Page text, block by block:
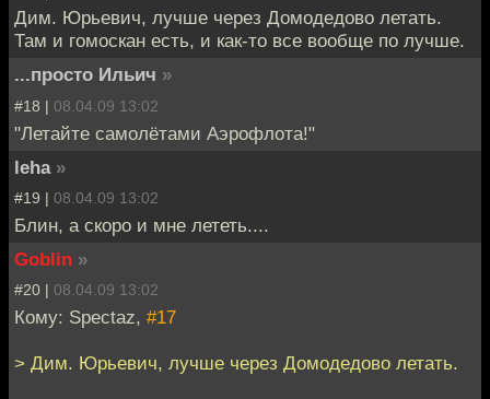
Дим. Юрьевич, лучше через Домодедово летать.
Там и гомоскан есть, и как-то все вообще по лучше.
...просто Ильич »
#18 | 08.04.09 13:02
"Летайте самолётами Аэрофлота!"
leha »
#19 | 08.04.09 13:02
Блин, а скоро и мне лететь....
Goblin »
#20 | 08.04.09 13:02
Кому: Spectaz, #17
> Дим. Юрьевич, лучше через Домодедово летать.